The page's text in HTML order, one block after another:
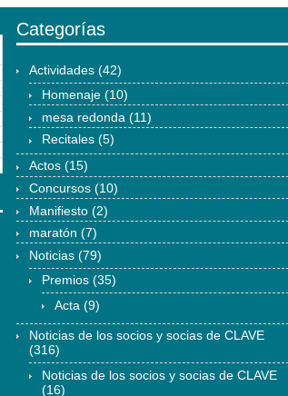
Categorías
Actividades (42)
Homenaje (10)
mesa redonda (11)
Recitales (5)
Actos (15)
Concursos (10)
Manifiesto (2)
maratón (7)
Noticias (79)
Premios (35)
Acta (9)
Noticias de los socios y socias de CLAVE
(316)
Noticias de los socios y socias de CLAVE
(16)